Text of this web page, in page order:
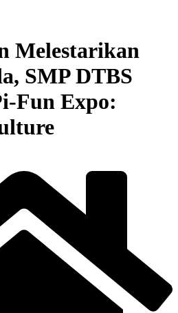
Melestarikan
SMP DTBS
Fun Expo: